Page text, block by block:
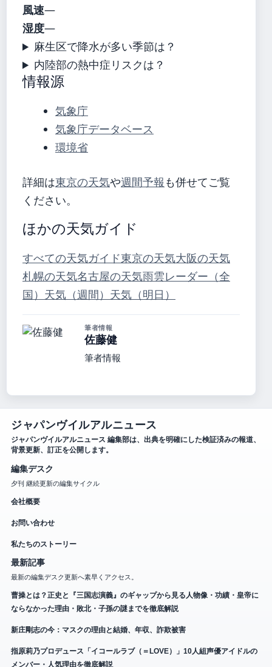
風速—
湿度—
麻生区で降水が多い季節は？
内陸部の熱中症リスクは？
情報源
気象庁
気象庁データベース
環境省
詳細は東京の天気や週間予報 も併せてご覧
ください。
ほかの天気ガイド
すべての天気ガイド東京の天気大阪の天気
札幌の天気名古屋の天気雨雲レーダー（全
国） 天気（週間） 天気（明日）
筆者情報
佐藤健
筆者情報
ジャパンヴイルアルニュース
ジャパンヴイルアルニュース 編集部は、出典を明確にした検証済みの報道、
背景更新、訂正を公開します。
編集デスク
夕刊 継続更新の編集サイクル
会社概要
お問い合わせ
私たちのストーリー
最新記事
最新の編集デスク更新へ素早くアクセス。
曹操とは？正史と『三国志演義』のギャップから見る人物像・功績・皇帝に
ならなかった理由・敗北・子孫の謎までを徹底解説
新庄剛志の今：マスクの理由と結婚、年収、詐欺被害
指原莉乃プロデュース「イコールラブ（＝LOVE）」10人組声優アイドルの
メンバー・人気理由を徹底解説